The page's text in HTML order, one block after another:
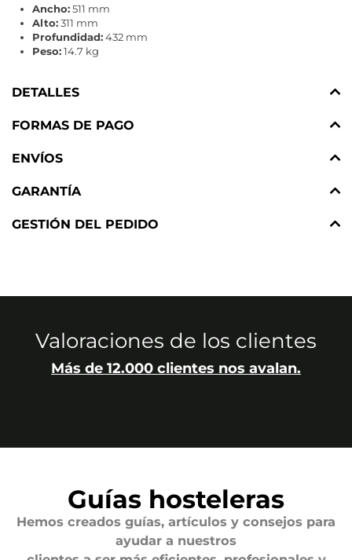
Ancho:511 mm
Alto:311 mm
Profundidad:432 mm
Peso:14.7 kg
DETALLES
FORMAS DE PAGO
ENVÍOS
GARANTÍA
GESTIÓN DEL PEDIDO
Valoraciones de los clientes
Más de 12.000 clientes nos avalan.
Guías hosteleras
Hemos creados guías, artículos y consejos para
ayudar a nuestros